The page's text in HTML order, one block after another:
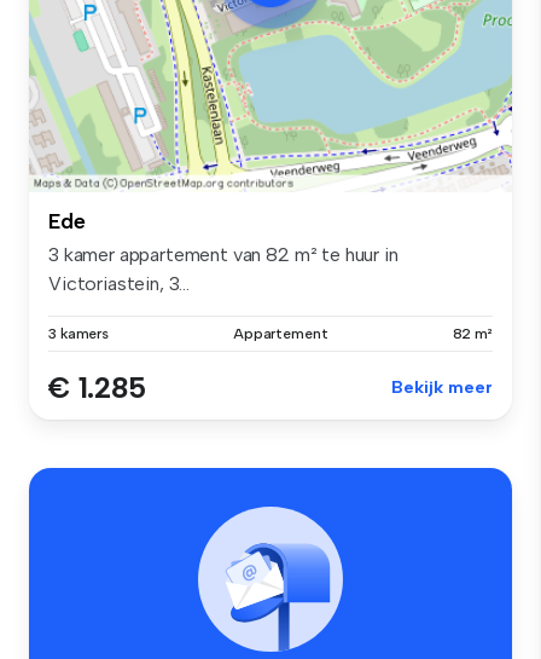
Ede
3 kamer appartement van 82 m² te huur in
Victoriastein, 3...
3 kamers Appartement 82 m²
€ 1.285 Bekijk meer